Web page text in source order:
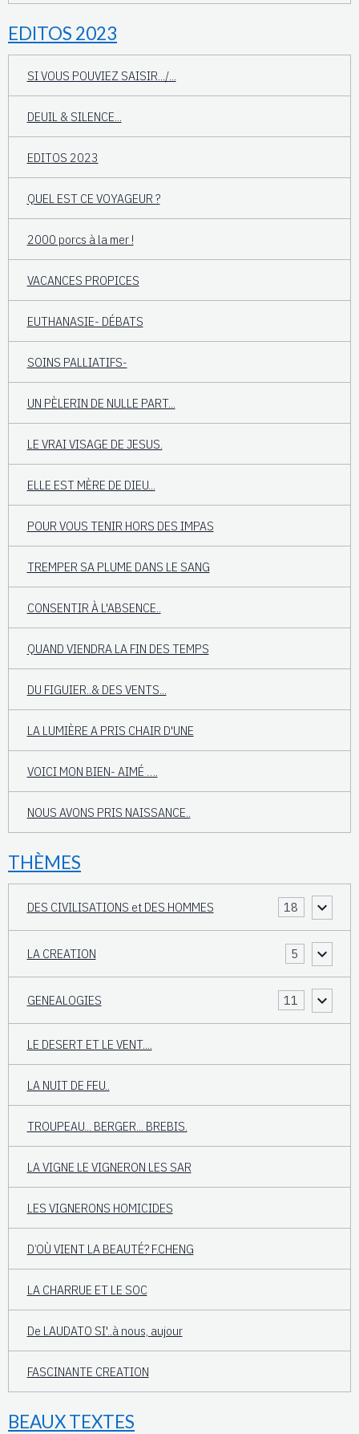
EDITOS 2023
SI VOUS POUVIEZ SAISIR.../...
DEUIL & SILENCE...
EDITOS 2023
QUEL EST CE VOYAGEUR ?
2000 porcs à la mer !
VACANCES PROPICES
EUTHANASIE- DÉBATS
SOINS PALLIATIFS-
UN PÈLERIN DE NULLE PART...
LE VRAI VISAGE DE JESUS.
ELLE EST MÈRE DE DIEU...
POUR VOUS TENIR HORS DES IMPAS
TREMPER SA PLUME DANS LE SANG
CONSENTIR À L'ABSENCE..
QUAND VIENDRA LA FIN DES TEMPS
DU FIGUIER..& DES VENTS...
LA LUMIÈRE A PRIS CHAIR D'UNE
VOICI MON BIEN- AIMÉ ….
NOUS AVONS PRIS NAISSANCE..
THÈMES
DES CIVILISATIONS et DES HOMMES 18
LA CREATION 5
GENEALOGIES 11
LE DESERT ET LE VENT....
LA NUIT DE FEU..
TROUPEAU... BERGER... BREBIS.
LA VIGNE LE VIGNERON LES SAR
LES VIGNERONS HOMICIDES
D’OÙ VIENT LA BEAUTÉ? F.CHENG
LA CHARRUE ET LE SOC
De LAUDATO SI'..à nous, aujour
FASCINANTE CREATION
BEAUX TEXTES